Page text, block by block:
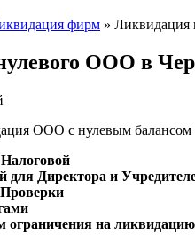
фирм » Ликвидация
ООО в
ООО с нулевым балансом
для Директора и
ограничения на ликвидацию